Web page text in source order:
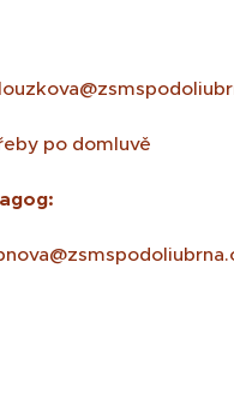
po domluvě